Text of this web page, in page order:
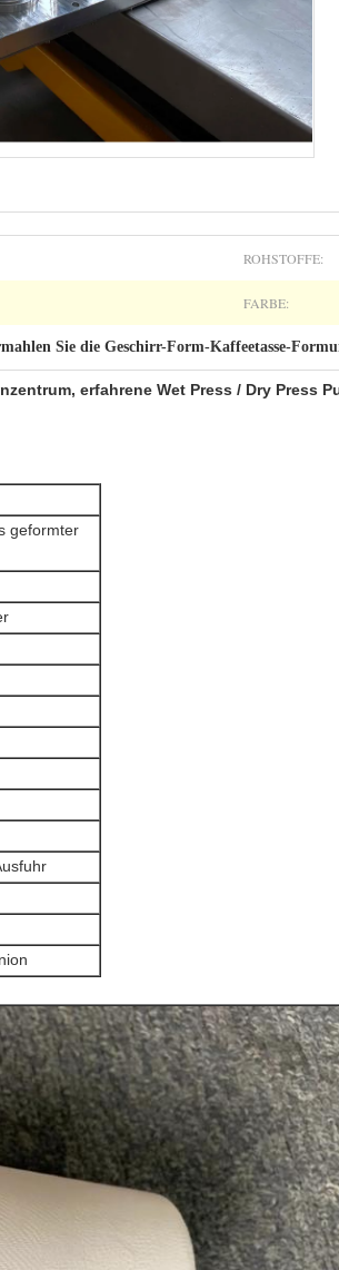
ROHSTOFFE:
FARBE:
Sie die Geschirr-Form-Kaffeetasse-
erfahrene Wet Press / Dry Press
geformter